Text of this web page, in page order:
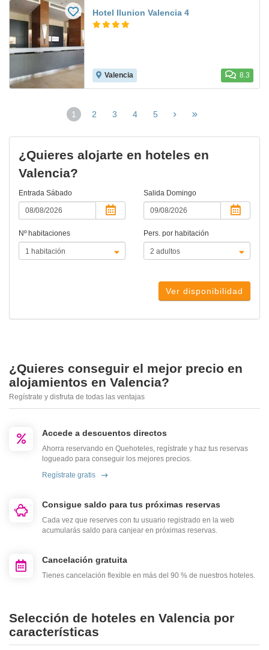
Hotel Ilunion Valencia 4
Valencia 8.3
1
(página
2 3 4 5
¿Quieres alojarte en hoteles en
Valencia?
Entrada Sábado Salida Domingo
Nº habitaciones Pers. por habitación
Ver disponibilidad
¿Quieres conseguir el mejor precio en
alojamientos en Valencia?
Regístrate y disfruta de todas las ventajas
Accede a descuentos directos
Ahorra reservando en Quehoteles, regístrate y haz tus reservas
logueado para conseguir los mejores precios.
Regístrate gratis
Consigue saldo para tus próximas reservas
Cada vez que reserves con tu usuario registrado en la web
acumularás saldo para canjear en próximas reservas.
Cancelación gratuita
Tienes cancelación flexible en más del 90 % de nuestros hoteles.
Selección de hoteles en Valencia por
características